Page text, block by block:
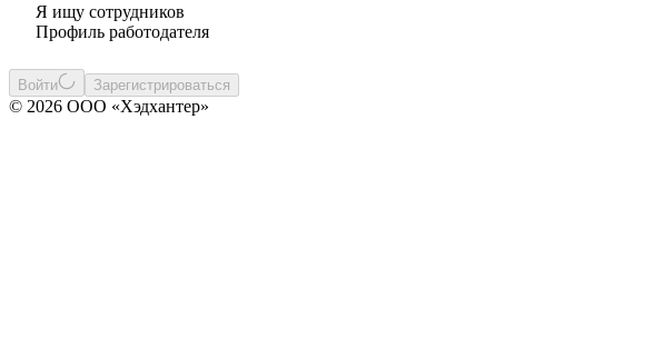
Я ищу сотрудников
Профиль работодателя
Войти Зарегистрироваться
© 2026 ООО «Хэдхантер»